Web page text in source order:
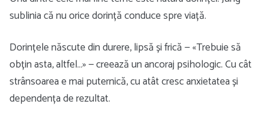
sublinia că nu orice dorință conduce spre viață.
Dorințele născute din durere, lipsă și frică — «Trebuie să
obțin asta, altfel…» — creează un ancoraj psihologic. Cu cât
strânsoarea e mai puternică, cu atât cresc anxietatea și
dependența de rezultat.